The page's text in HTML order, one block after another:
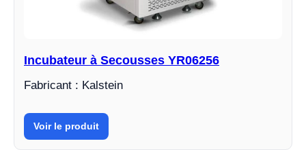
Incubateur à Secousses YR06256
Fabricant : Kalstein
Voir le produit